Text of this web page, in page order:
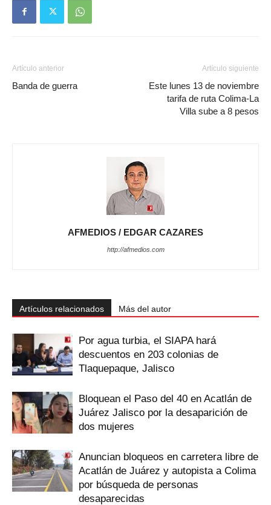
Artículo anterior
Banda de guerra
Artículo siguiente
Este lunes 13 de noviembre
tarifa de ruta Colima-La
Villa sube a 8 pesos
AFMEDIOS / EDGAR CAZARES
http://afmedios.com
Artículos relacionados Más del autor
Por agua turbia, el SIAPA hará
descuentos en 203 colonias de
Tlaquepaque, Jalisco
Bloquean el Paso del 40 en Acatlán de
Juárez Jalisco por la desaparición de
dos mujeres
Anuncian bloqueos en carretera libre de
Acatlán de Juárez y autopista a Colima
por búsqueda de personas
desaparecidas